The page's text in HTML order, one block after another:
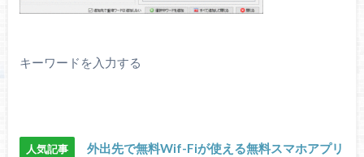
キーワードを入力する
人気記事
外出先で無料Wif-Fiが使える無料スマホアプリ